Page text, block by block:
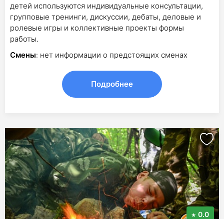
детей используются индивидуальные консультации,
групповые тренинги, дискуссии, дебаты, деловые и
ролевые игры и коллективные проекты формы
работы.
Смены: нет информации о предстоящих сменах
Подробнее
0.0